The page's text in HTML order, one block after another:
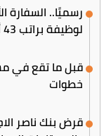
رسميًا.. السفارة
لوظيفة براتب 43 ألف جنيه شهريًا
خطوات